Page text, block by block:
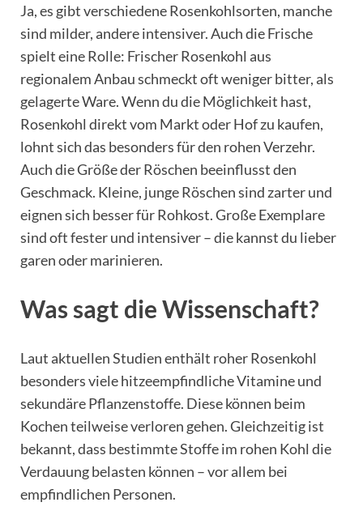
Ja, es gibt verschiedene Rosenkohlsorten, manche
sind milder, andere intensiver. Auch die Frische
spielt eine Rolle: Frischer Rosenkohl aus
regionalem Anbau schmeckt oft weniger bitter, als
gelagerte Ware. Wenn du die Möglichkeit hast,
Rosenkohl direkt vom Markt oder Hof zu kaufen,
lohnt sich das besonders für den rohen Verzehr.
Auch die Größe der Röschen beeinflusst den
Geschmack. Kleine, junge Röschen sind zarter und
eignen sich besser für Rohkost. Große Exemplare
sind oft fester und intensiver – die kannst du lieber
garen oder marinieren.
Was sagt die Wissenschaft?
Laut aktuellen Studien enthält roher Rosenkohl
besonders viele hitzeempfindliche Vitamine und
sekundäre Pflanzenstoffe. Diese können beim
Kochen teilweise verloren gehen. Gleichzeitig ist
bekannt, dass bestimmte Stoffe im rohen Kohl die
Verdauung belasten können – vor allem bei
empfindlichen Personen.